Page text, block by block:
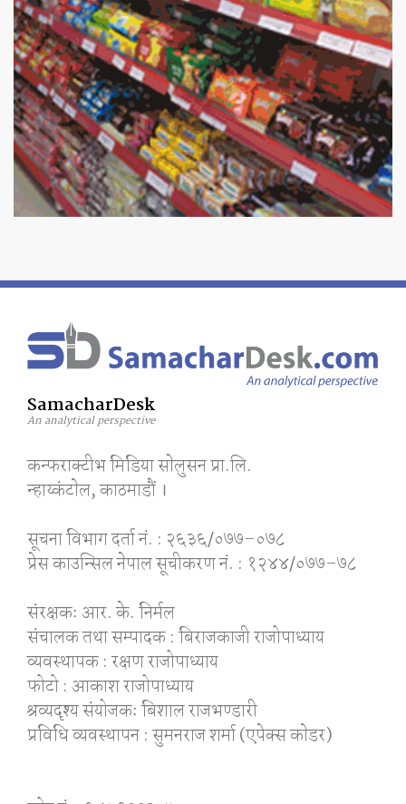
SamacharDesk
An analytical perspective
कन्फराक्टीभ मिडिया साेलुसन प्रा.लि.
न्हाय्कंटाेल, काठमाडाैं ।
सूचना विभाग दर्ता नं. : २६३६/०७७–०७८
प्रेस काउन्सिल नेपाल सूचीकरण नं. : १२४४/०७७–७८
संरक्षकः आर. के. निर्मल
संचालक तथा सम्पादक : बिराजकाजी राजोपाध्याय
व्यवस्थापक : रक्षण राजोपाध्याय
फोटो : आकाश राजोपाध्याय
श्रव्यदृश्य संयोजकः बिशाल राजभण्डारी
प्रविधि व्यवस्थापन : सुमनराज शर्मा (एपेक्स काेडर)